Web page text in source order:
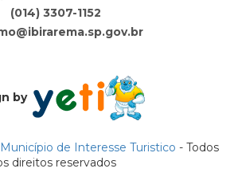
(014) 3307-1152
by
Município de Interesse Turistico - Todos
direitos reservados